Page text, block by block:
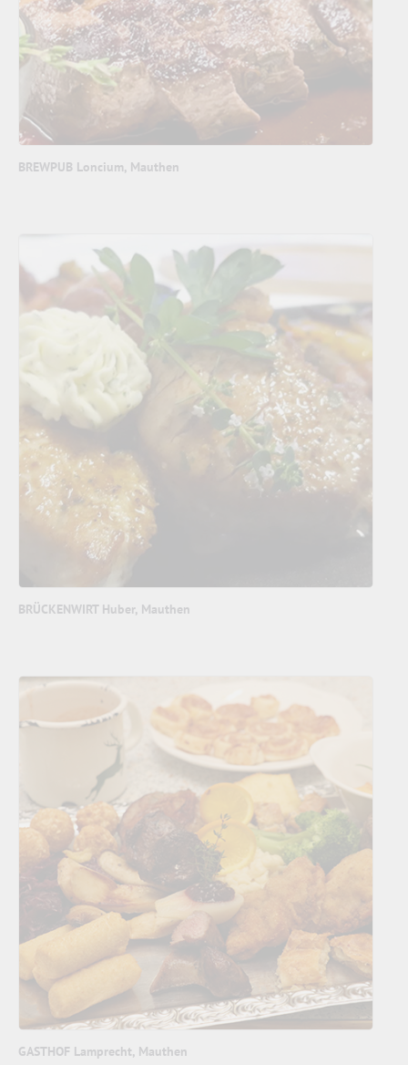
BREWPUB Loncium, Mauthen
BRÜCKENWIRT Huber, Mauthen
GASTHOF Lamprecht, Mauthen